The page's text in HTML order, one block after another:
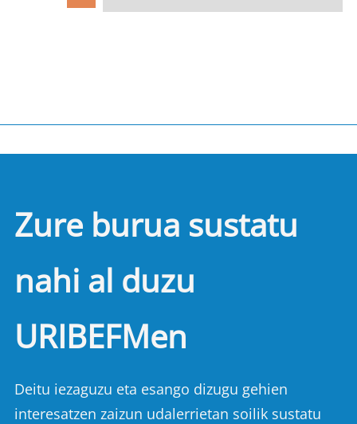
Zure burua sustatu
nahi al duzu
URIBEFMen
Deitu iezaguzu eta esango dizugu gehien
interesatzen zaizun udalerrietan soilik sustatu